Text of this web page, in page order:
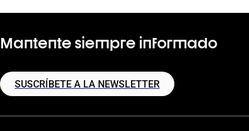
Mantente siempre informado
SUSCRÍBETE A LA NEWSLETTER